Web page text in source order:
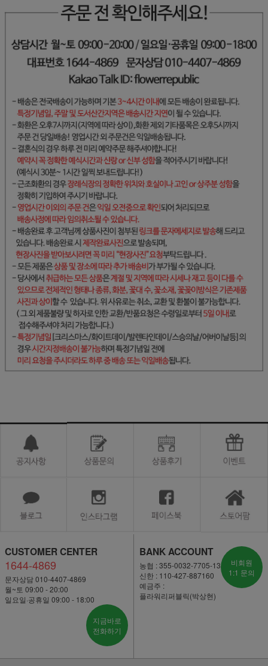
CUSTOMER CENTER
1644-4869
문자상담 010-4407-4869
월~토 09:00 - 20:00
일요일·공휴일 09:00 - 18:00
지금바로
전화하기
BANK ACCOUNT
농협 : 355-0032-7705-13
신한 : 110-427-887160
예금주 :
플라워리퍼블릭(박상현)
비회원
1:1 문의